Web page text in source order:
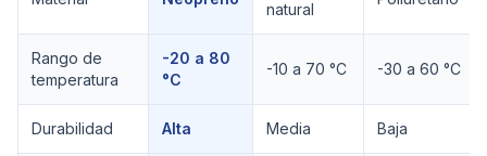
natural
Rango de
temperatura
-20 a 80
°C
-10 a 70 °C -30 a 60 °C
Durabilidad Alta Media Baja